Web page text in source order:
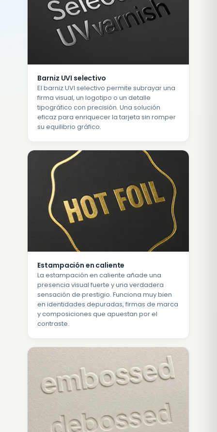
Barniz UVI selectivo
El barniz UVI selectivo permite subrayar una
firma visual, un logotipo o un detalle
tipográfico con precisión. Una solución
eficaz para enriquecer la tarjeta sin romper
su equilibrio gráfico.
Estampación en caliente
La estampación en caliente añade una
presencia visual fuerte y una verdadera
sensación de prestigio. Funciona muy bien
en identidades depuradas, firmas de marca
y composiciones que apuestan por el
contraste.